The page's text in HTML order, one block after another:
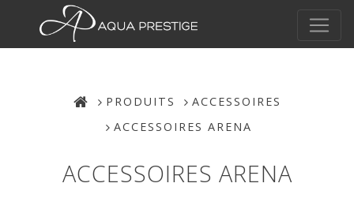
PRODUITS
ACCESSOIRES
ACCESSOIRES ARENA
ACCESSOIRES ARENA